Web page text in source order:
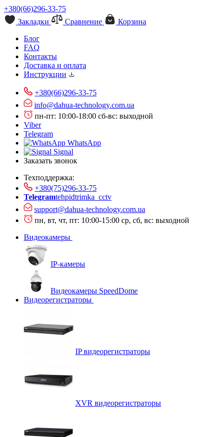
+380(66)296-33-75
Закладки
Сравнение
Корзина
Блог
FAQ
Контакты
Доставка и оплата
Инструкции
+380(66)296-33-75
info@dahua-technology.com.ua
пн-пт: 10:00-18:00 сб-вс: выходной
Viber
Telegram
WhatsApp
Signal
Заказать звонок
Техподдержка:
+380(75)296-33-75
Telegramtehpidtrimka_cctv
support@dahua-technology.com.ua
пн, вт, чт, пт: 10:00-15:00 ср, сб, вс: выходной
Видеокамеры
IP-камеры
Видеокамеры SpeedDome
Видеорегистраторы
IP видеорегистраторы
XVR видеорегистраторы